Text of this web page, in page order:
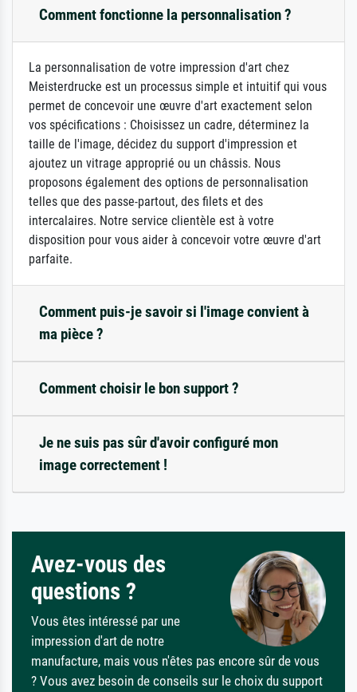
Comment fonctionne la personnalisation ?
La personnalisation de votre impression d'art chez
Meisterdrucke est un processus simple et intuitif qui vous
permet de concevoir une œuvre d'art exactement selon
vos spécifications : Choisissez un cadre, déterminez la
taille de l'image, décidez du support d'impression et
ajoutez un vitrage approprié ou un châssis. Nous
proposons également des options de personnalisation
telles que des passe-partout, des filets et des
intercalaires. Notre service clientèle est à votre
disposition pour vous aider à concevoir votre œuvre d'art
parfaite.
Comment puis-je savoir si l'image convient à
ma pièce ?
Comment choisir le bon support ?
Je ne suis pas sûr d'avoir configuré mon
image correctement !
Avez-vous des
questions ?
Vous êtes intéressé par une
impression d'art de notre
manufacture, mais vous n'êtes pas encore sûr de vous
? Vous avez besoin de conseils sur le choix du support